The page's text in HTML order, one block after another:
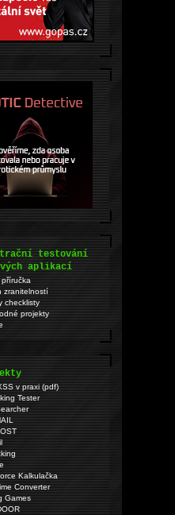
testování
aplikací
zranitelností
checklisty
projekty
v praxi (pdf)
Tester
Kalkulačka
Converter
Games